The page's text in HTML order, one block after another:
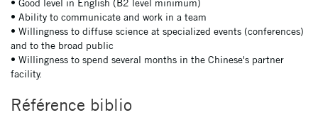
• Good level in English (B2 level minimum)
• Ability to communicate and work in a team
• Willingness to diffuse science at specialized events (conferences)
and to the broad public
• Willingness to spend several months in the Chinese's partner
facility.
Référence biblio